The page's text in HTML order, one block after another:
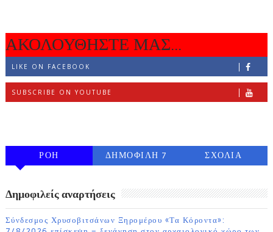
ΑΚΟΛΟΥΘΗΣΤΕ ΜΑΣ...
LIKE ON FACEBOOK
SUBSCRIBE ON YOUTUBE
ΡΟΗ
ΔΗΜΟΦΙΛΗ 7
ΣΧΟΛΙΑ
Δημοφιλείς αναρτήσεις
Σύνδεσμος Χρυσοβιτσάνων Ξηρομέρου «Τα Κόροντα»: